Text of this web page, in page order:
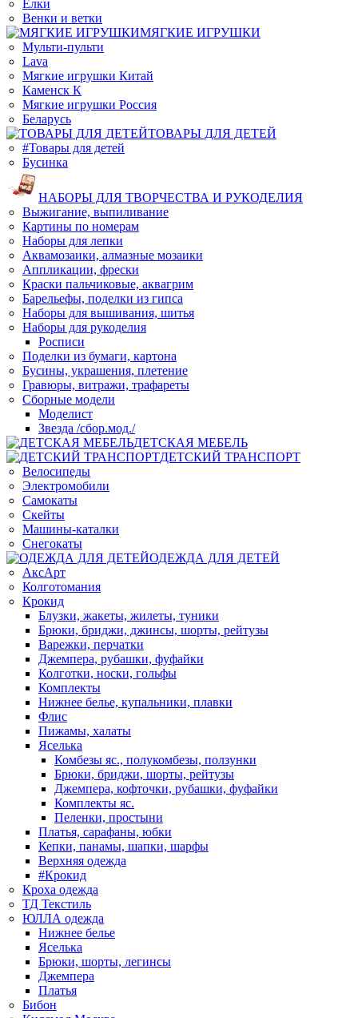
Елки
Венки и ветки
МЯГКИЕ ИГРУШКИ
Мульти-пульти
Lava
Мягкие игрушки Китай
Каменск К
Мягкие игрушки Россия
Беларусь
ТОВАРЫ ДЛЯ ДЕТЕЙ
#Товары для детей
Бусинка
НАБОРЫ ДЛЯ ТВОРЧЕСТВА И РУКОДЕЛИЯ
Выжигание, выпиливание
Картины по номерам
Наборы для лепки
Аквамозаики, алмазные мозаики
Аппликации, фрески
Краски пальчиковые, аквагрим
Барельефы, поделки из гипса
Наборы для вышивания, шитья
Наборы для рукоделия
Росписи
Поделки из бумаги, картона
Бусины, украшения, плетение
Гравюры, витражи, трафареты
Сборные модели
Моделист
Звезда /сбор.мод./
ДЕТСКАЯ МЕБЕЛЬ
ДЕТСКИЙ ТРАНСПОРТ
Велосипеды
Электромобили
Самокаты
Скейты
Машины-каталки
Снегокаты
ОДЕЖДА ДЛЯ ДЕТЕЙ
АксАрт
Колготомания
Крокид
Блузки, жакеты, жилеты, туники
Брюки, бриджи, джинсы, шорты, рейтузы
Варежки, перчатки
Джемпера, рубашки, фуфайки
Колготки, носки, гольфы
Комплекты
Нижнее белье, купальники, плавки
Флис
Пижамы, халаты
Яселька
Комбезы яс., полукомбезы, ползунки
Брюки, бриджи, шорты, рейтузы
Джемпера, кофточки, рубашки, фуфайки
Комплекты яс.
Пеленки, простыни
Платья, сарафаны, юбки
Кепки, панамы, шапки, шарфы
Верхняя одежда
#Крокид
Кроха одежда
ТД Текстиль
ЮЛЛА одежда
Нижнее белье
Яселька
Брюки, шорты, легинсы
Джемпера
Платья
Бибон